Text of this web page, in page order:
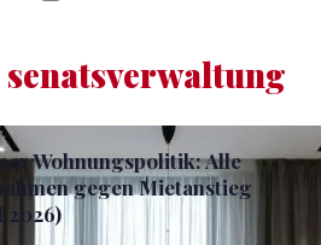
senatsverwaltung
Wohnungspolitik: Alle
gegen Mietanstieg
2026)